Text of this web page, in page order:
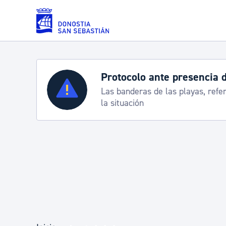
Saltar al contenido principal
Servicios
Padrón y asuntos personales
Semana Grande 2026:
8-15 agosto